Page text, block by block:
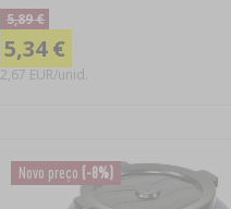
5,89 €
5,34 €
2,67 EUR/unid.
Novo preço (-8%)